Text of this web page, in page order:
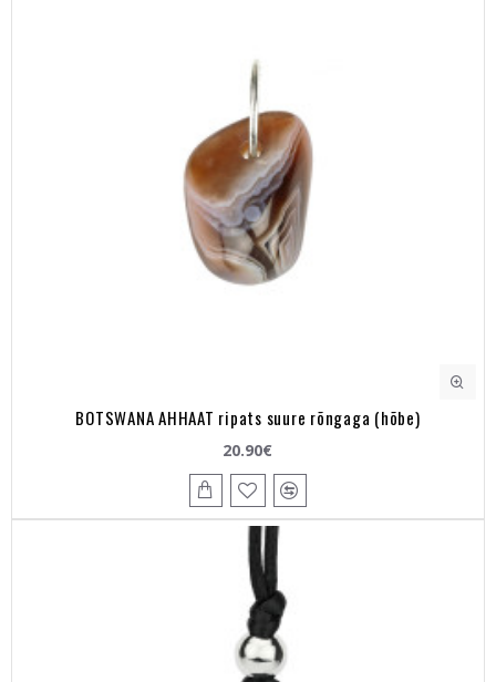
BOTSWANA AHHAAT ripats suure rõngaga (hõbe)
20.90€